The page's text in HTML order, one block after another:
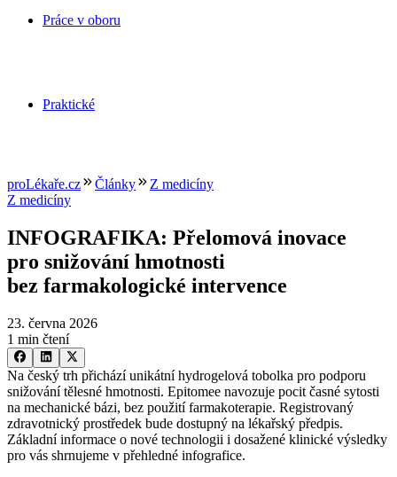
Práce v oboru
Praktické
proLékaře.cz Články
Z medicíny
Z medicíny
INFOGRAFIKA: Přelomová inovace
pro snižování hmotnosti
bez farmakologické intervence
23. června 2026
1 min čtení
Na český trh přichází unikátní hydrogelová tobolka pro podporu
snižování tělesné hmotnosti. Epitomee navozuje pocit časné sytosti
na mechanické bázi, bez použití farmakoterapie. Registrovaný
zdravotnický prostředek bude dostupný na lékařský předpis.
Základní informace o nové technologii i dosažené klinické výsledky
pro vás shrnujeme v přehledné infografice.